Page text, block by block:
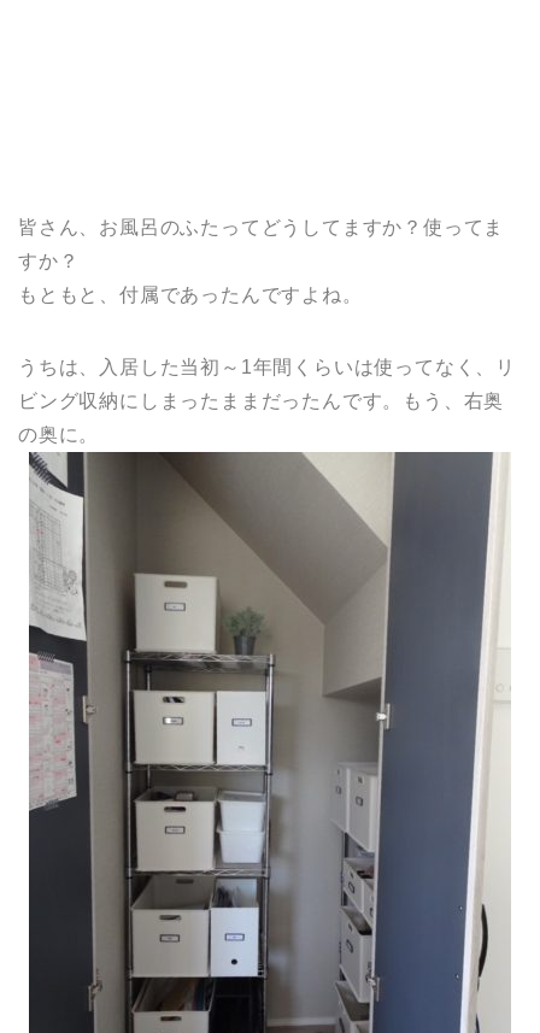
皆さん、お風呂のふたってどうしてますか？使ってま
すか？
もともと、付属であったんですよね。
うちは、入居した当初～1年間くらいは使ってなく、リ
ビング収納にしまったままだったんです。もう、右奥
の奥に。